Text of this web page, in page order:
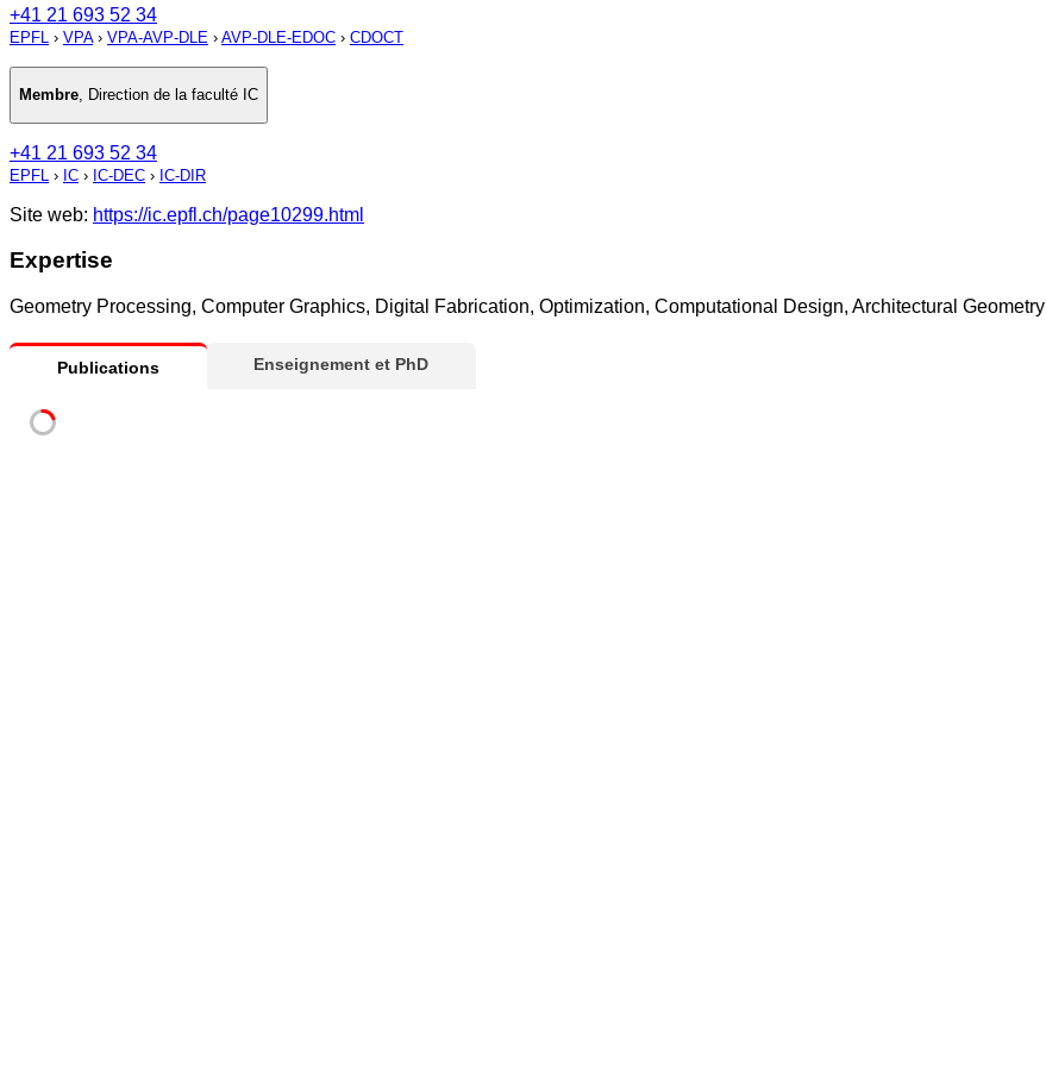
+41 21 693 52 34
EPFL › VPA› VPA-AVP-DLE › AVP-DLE-EDOC › CDOCT
Membre, Direction de la faculté IC
+41 21 693 52 34
EPFL › IC › IC-DEC › IC-DIR
Site web: https://ic.epfl.ch/page10299.html
Expertise
Geometry Processing, Computer Graphics, Digital Fabrication, Optimization, Computational Design, Architectural Geometry
Publications Enseignement et PhD